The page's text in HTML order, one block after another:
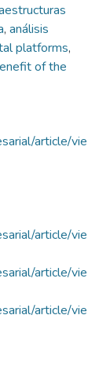
, análisis
platforms,
of the
article/vie
article/vie
article/vie
article/vie